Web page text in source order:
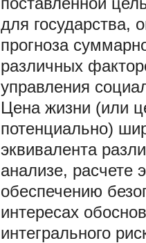
для государства,
прогноза
различных
управления
Цена жизни (или
потенциально)
эквивалента
анализе, расчете
обеспечению
интересах
интегрального